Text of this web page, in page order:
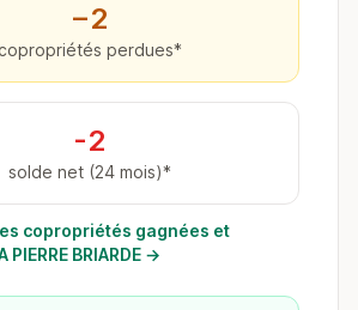
−2
copropriétés perdues*
-2
solde net (24 mois)*
copropriétés gagnées et
BRIARDE →